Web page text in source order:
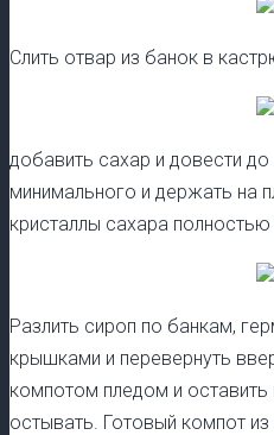
Слить отвар из банок в
добавить сахар и довести до
минимального и держать на
кристаллы сахара полностью
Разлить сироп по банкам,
крышками и перевернуть
компотом пледом и оставить
остывать. Готовый компот